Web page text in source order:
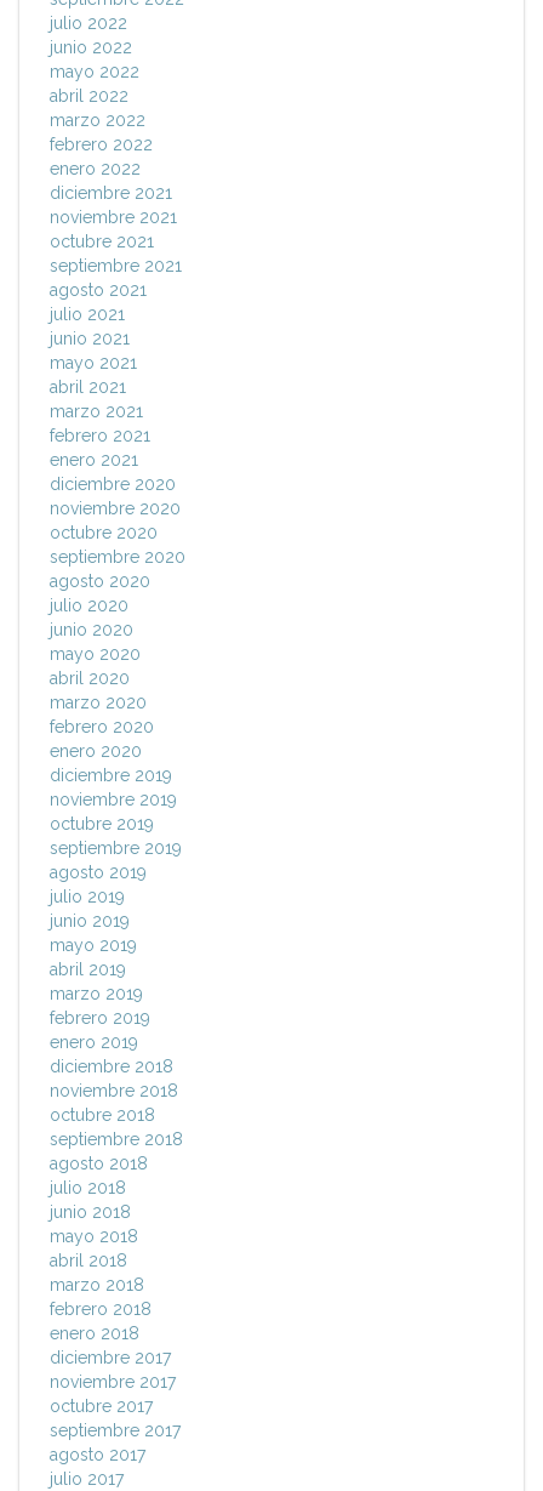
julio 2022
junio 2022
mayo 2022
abril 2022
marzo 2022
febrero 2022
enero 2022
diciembre 2021
noviembre 2021
octubre 2021
septiembre 2021
agosto 2021
julio 2021
junio 2021
mayo 2021
abril 2021
marzo 2021
febrero 2021
enero 2021
diciembre 2020
noviembre 2020
octubre 2020
septiembre 2020
agosto 2020
julio 2020
junio 2020
mayo 2020
abril 2020
marzo 2020
febrero 2020
enero 2020
diciembre 2019
noviembre 2019
octubre 2019
septiembre 2019
agosto 2019
julio 2019
junio 2019
mayo 2019
abril 2019
marzo 2019
febrero 2019
enero 2019
diciembre 2018
noviembre 2018
octubre 2018
septiembre 2018
agosto 2018
julio 2018
junio 2018
mayo 2018
abril 2018
marzo 2018
febrero 2018
enero 2018
diciembre 2017
noviembre 2017
octubre 2017
septiembre 2017
agosto 2017
julio 2017